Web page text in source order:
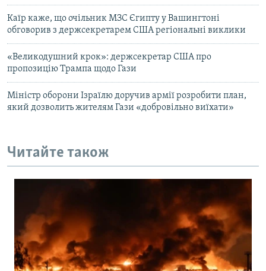
Каїр каже, що очільник МЗС Єгипту у Вашингтоні
обговорив з держсекретарем США регіональні виклики
«Великодушний крок»: держсекретар США про
пропозицію Трампа щодо Гази
Міністр оборони Ізраїлю доручив армії розробити план,
який дозволить жителям Гази «добровільно виїхати»
Читайте також